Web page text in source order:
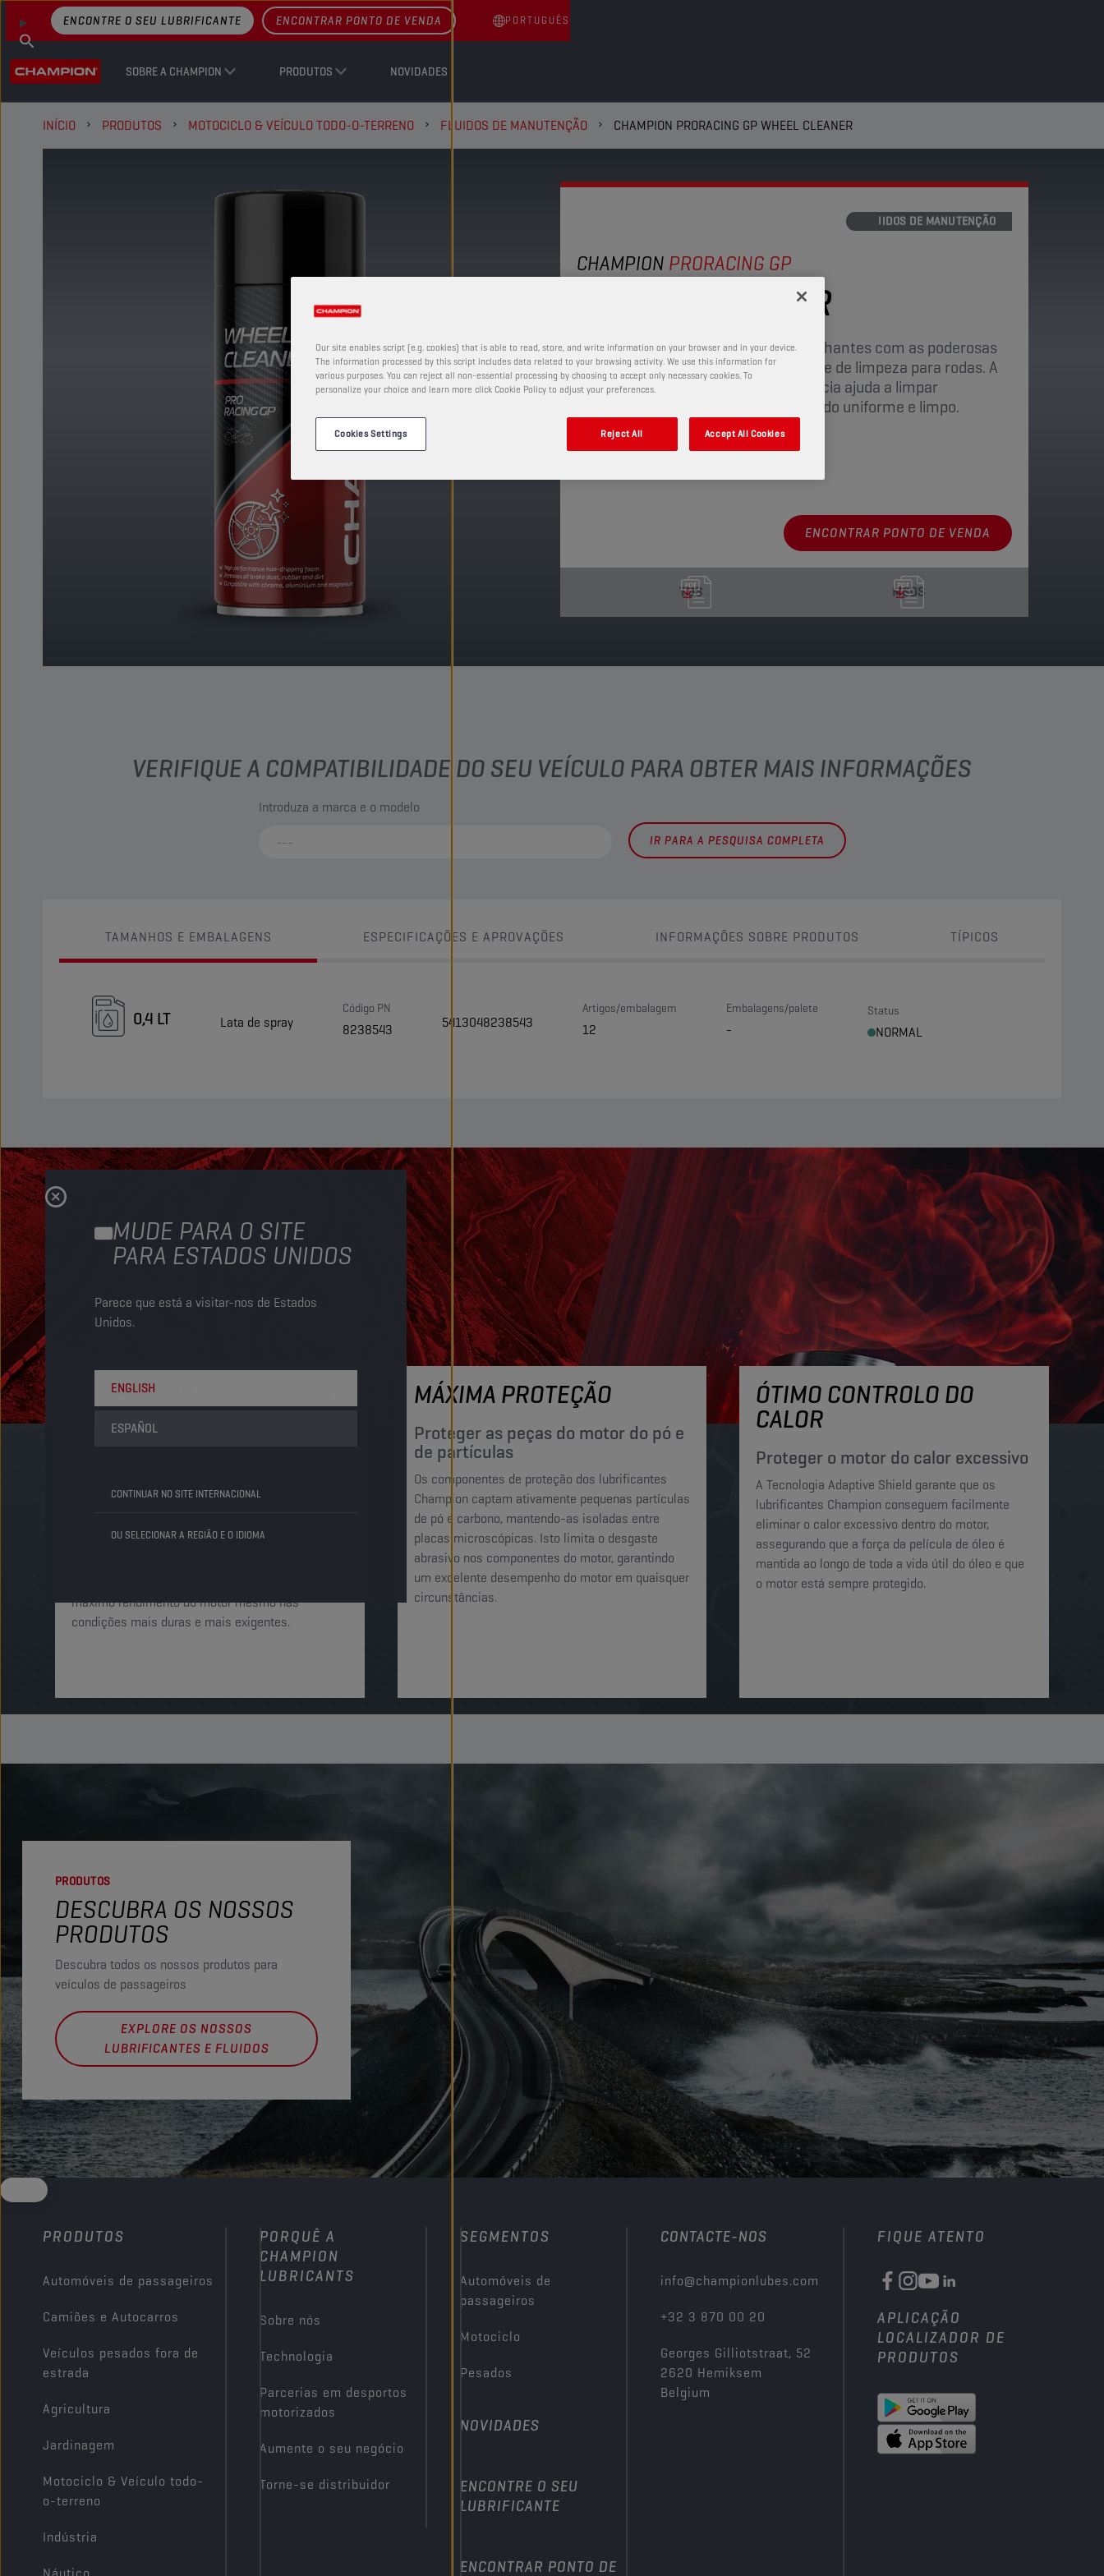
MUDE PARA O SITE
PARA ESTADOS UNIDOS
Parece que está a visitar-nos de Estados
Unidos.
ENGLISH
ESPAÑOL
CONTINUAR NO SITE INTERNACIONAL
OU SELECIONAR A REGIÃO E O IDIOMA
SOBRE A CHAMPION PRODUTOS NOVIDADES
ENCONTRE O SEU LUBRIFICANTE ENCONTRAR PONTO DE VENDA PORTUGUÊS
INÍCIO PRODUTOS MOTOCICLO & VEÍCULO TODO-O-TERRENO FLUIDOS DE MANUTENÇÃO CHAMPION PRORACING GP WHEEL CLEANER
FLUIDOS DE MANUTENÇÃO
CHAMPION PRORACING GP
WHEEL CLEANER
Mantenha as suas rodas limpas e brilhantes com as poderosas
propriedades de limpeza deste agente de limpeza para rodas. A
sua excelente capacidade de aderência ajuda a limpar
superfícies verticais, para um resultado uniforme e limpo.
PRODUTO: 55514
ENCONTRAR PONTO DE VENDA
TDS MSDS
VERIFIQUE A COMPATIBILIDADE DO SEU VEÍCULO PARA OBTER MAIS INFORMAÇÕES
Introduza a marca e o modelo
IR PARA A PESQUISA COMPLETA
TAMANHOS E EMBALAGENS ESPECIFICAÇÕES E APROVAÇÕES INFORMAÇÕES SOBRE PRODUTOS TÍPICOS
0,4 LT Lata de spray
Código PN
8238543 5413048238543
Artigos/embalagem
12
Embalagens/palete
-
Status
NORMAL
DESEMPENHO MÁXIMO DO
MOTOR
imediatamente uma película protetora em torno
máximo rendimento do motor mesmo nas
condições mais duras e mais exigentes.
MÁXIMA PROTEÇÃO
Proteger as peças do motor do pó e
de partículas
Os componentes de proteção dos lubrificantes
Champion captam ativamente pequenas partículas
de pó e carbono, mantendo-as isoladas entre
placas microscópicas. Isto limita o desgaste
abrasivo nos componentes do motor, garantindo
um excelente desempenho do motor em quaisquer
circunstâncias.
ÓTIMO CONTROLO DO
CALOR
Proteger o motor do calor excessivo​​
A Tecnologia Adaptive Shield garante que os
lubrificantes Champion conseguem facilmente
eliminar o calor excessivo dentro do motor,
assegurando que a força da película de óleo é
mantida ao longo de toda a vida útil do óleo e que
o motor está sempre protegido.
PRODUTOS
DESCUBRA OS NOSSOS
PRODUTOS
Descubra todos os nossos produtos para
veículos de passageiros
EXPLORE OS NOSSOS
LUBRIFICANTES E FLUIDOS
PRODUTOS
Automóveis de passageiros
Camiões e Autocarros
Veículos pesados fora de
estrada
Agricultura
Jardinagem
Motociclo & Veículo todo-
o-terreno
Indústria
PORQUÊ A
CHAMPION
LUBRICANTS
Sobre nós
Technologia
Parcerias em desportos
motorizados
Aumente o seu negócio
Torne-se distribuidor
SEGMENTOS
Automóveis de
passageiros
Motociclo
Pesados
NOVIDADES
ENCONTRE O SEU
LUBRIFICANTE
ENCONTRAR PONTO DE
CONTACTE-NOS
info@championlubes.com
+32 3 870 00 20
Georges Gilliotstraat, 52
2620 Hemiksem
Belgium
FIQUE ATENTO
APLICAÇÃO
LOCALIZADOR DE
PRODUTOS
Our site enables script (e.g. cookies) that is able to read, store, and write information on your browser and in your device.
The information processed by this script includes data related to your browsing activity. We use this information for
various purposes. You can reject all non-essential processing by choosing to accept only necessary cookies. To
personalize your choice and learn more click Cookie Policy to adjust your preferences.
Cookies Settings Reject All Accept All Cookies